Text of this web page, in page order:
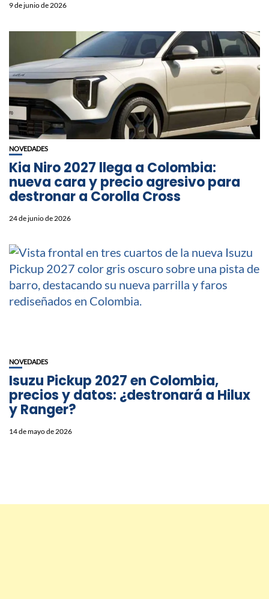
9 de junio de 2026
NOVEDADES
Kia Niro 2027 llega a Colombia:
nueva cara y precio agresivo para
destronar a Corolla Cross
24 de junio de 2026
NOVEDADES
Isuzu Pickup 2027 en Colombia,
precios y datos: ¿destronará a Hilux
y Ranger?
14 de mayo de 2026